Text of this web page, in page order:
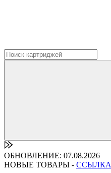
ОБНОВЛЕНИЕ: 07.08.2026
НОВЫЕ ТОВАРЫ - ССЫЛКА